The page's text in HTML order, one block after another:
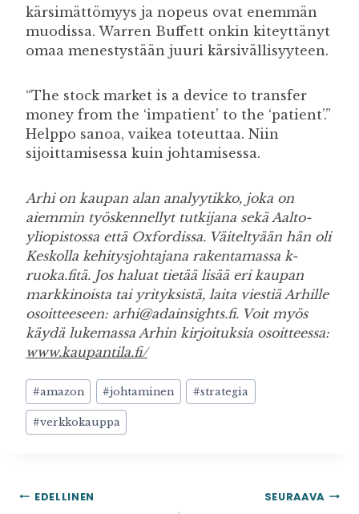
kärsimättömyys ja nopeus ovat enemmän
muodissa. Warren Buffett onkin kiteyttänyt
omaa menestystään juuri kärsivällisyyteen.
“The stock market is a device to transfer
money from the ‘impatient’ to the ‘patient’.”
Helppo sanoa, vaikea toteuttaa. Niin
sijoittamisessa kuin johtamisessa.
Arhi on kaupan alan analyytikko, joka on
aiemmin työskennellyt tutkijana sekä Aalto-
yliopistossa että Oxfordissa. Väiteltyään hän oli
Keskolla kehitysjohtajana rakentamassa k-
ruoka.fitä. Jos haluat tietää lisää eri kaupan
markkinoista tai yrityksistä, laita viestiä Arhille
osoitteeseen: arhi@adainsights.fi. Voit myös
käydä lukemassa Arhin kirjoituksia osoitteessa:
www.kaupantila.fi/
Avainsanat:
#amazon #johtaminen #strategia
#verkkokauppa
ARTIKKELIEN
EDELLINEN SEURAAVA